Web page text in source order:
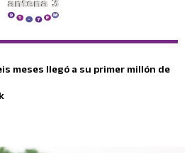
meses llegó a su primer millón de